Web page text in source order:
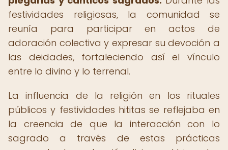
festividades religiosas, la comunidad se
reunía para participar en actos de
adoración colectiva y expresar su devoción a
las deidades, fortaleciendo así el vínculo
entre lo divino y lo terrenal.
La influencia de la religión en los rituales
públicos y festividades hititas se reflejaba en
la creencia de que la interacción con lo
sagrado a través de estas prácticas